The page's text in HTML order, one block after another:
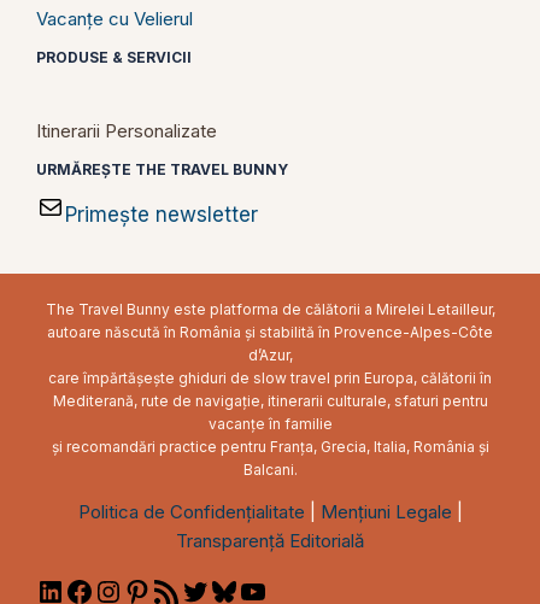
Vacanțe cu Velierul
PRODUSE & SERVICII
Itinerarii Personalizate
URMĂREȘTE THE TRAVEL BUNNY
Primește newsletter
The Travel Bunny este platforma de călătorii a Mirelei Letailleur,
autoare născută în România și stabilită în Provence-Alpes-Côte
d’Azur,
care împărtășește ghiduri de slow travel prin Europa, călătorii în
Mediterană, rute de navigație, itinerarii culturale, sfaturi pentru
vacanțe în familie
și recomandări practice pentru Franța, Grecia, Italia, România și
Balcani.
Politica de Confidențialitate Mențiuni Legale
Transparență Editorială
LinkedIn
Facebook
Instagram
Pinterest
RSSTwitterBluesky